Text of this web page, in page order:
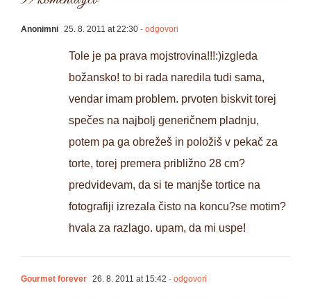
Anonimni 25. 8. 2011 at 22:30 - odgovori
Tole je pa prava mojstrovina!!!:)izgleda
božansko! to bi rada naredila tudi sama,
vendar imam problem. prvoten biskvit torej
spečes na najbolj generičnem pladnju,
potem pa ga obrežeš in položiš v pekač za
torte, torej premera približno 28 cm?
predvidevam, da si te manjše tortice na
fotografiji izrezala čisto na koncu?se motim?
hvala za razlago. upam, da mi uspe!
Gourmet forever 26. 8. 2011 at 15:42 - odgovori